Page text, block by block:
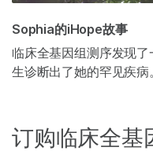
Sophia的iHope故事
临床全基因组测序发现
生诊断出了她的罕见疾病。
订购临床全基